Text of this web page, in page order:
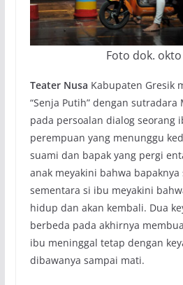
Foto dok. okto
Teater Nusa Kabupaten Gresik
“Senja Putih” dengan sutradara
pada persoalan dialog seorang
perempuan yang menunggu
suami dan bapak yang pergi
anak meyakini bahwa
sementara si ibu meyakini
hidup dan akan kembali. Dua
berbeda pada akhirnya
ibu meninggal tetap dengan
dibawanya sampai mati.